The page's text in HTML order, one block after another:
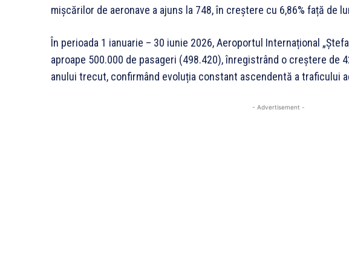
mișcărilor de aeronave a ajuns la 748, în creștere cu 6,86% față de
În perioada 1 ianuarie – 30 iunie 2026, Aeroportul Internațional
aproape 500.000 de pasageri (498.420), înregistrând o creștere de
anului trecut, confirmând evoluția constant ascendentă a traficului
- Advertisement -